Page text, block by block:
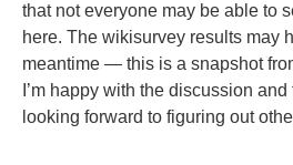
that not everyone may be able to
here. The wikisurvey results may
meantime — this is a snapshot
I’m happy with the discussion
looking forward to figuring out